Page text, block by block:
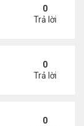
0
Trả lời
hóa
0
Trả lời
cân
0